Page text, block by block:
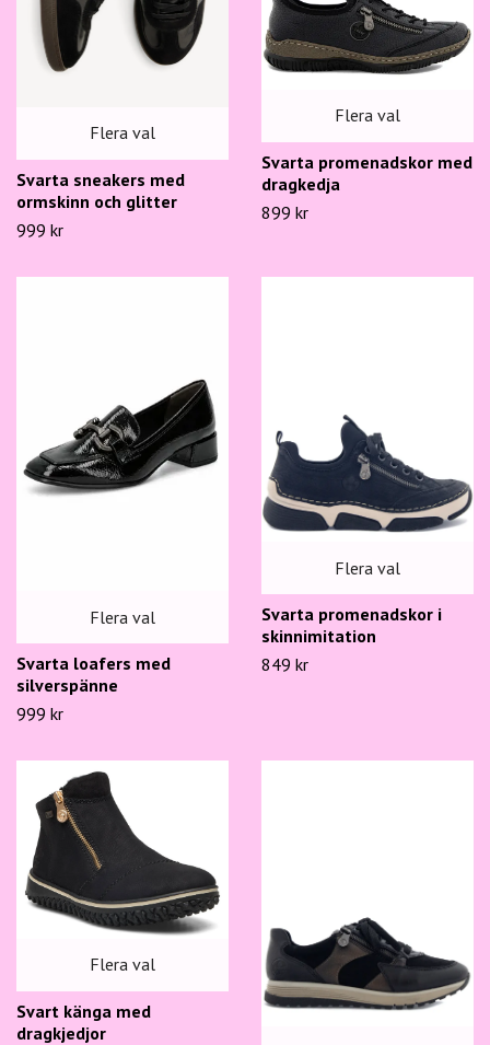
Flera val
Svarta sneakers med
ormskinn och glitter
999 kr
Flera val
Svarta promenadskor med
dragkedja
899 kr
Flera val
Svarta loafers med
silverspänne
999 kr
Flera val
Svarta promenadskor i
skinnimitation
849 kr
Flera val
Svart känga med
dragkjedjor